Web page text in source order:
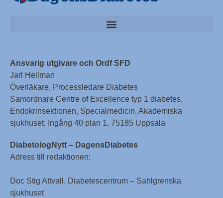
Ansvarig utgivare och Ordf SFD
Jarl Hellman
Överläkare, Processledare Diabetes
Samordnare Centre of Excellence typ 1 diabetes,
Endokrinsektionen, Specialmedicin, Akademiska
sjukhuset, Ingång 40 plan 1, 75185 Uppsala
DiabetologNytt – DagensDiabetes
Adress till redaktionen:
Doc Stig Attvall, Diabetescentrum – Sahlgrenska
sjukhuset